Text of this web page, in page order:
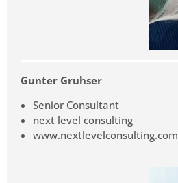
Gunter Gruhser
Senior Consultant
next level consulting
www.nextlevelconsulting.com